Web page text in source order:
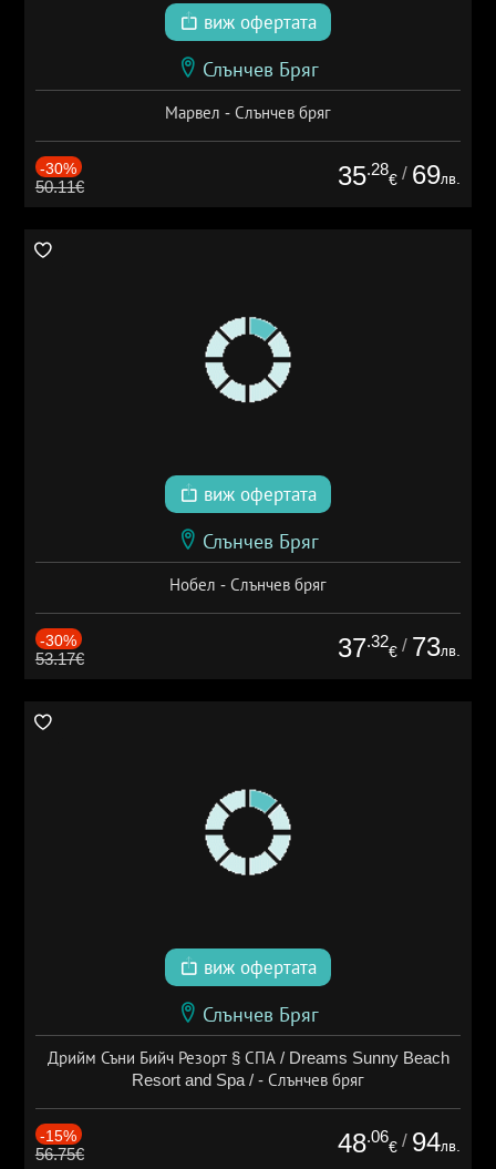
виж офертата
Слънчев Бряг
Марвел - Слънчев бряг
-30%
50.11€ 35.28
€ / 69лв.
виж офертата
Слънчев Бряг
Нобел - Слънчев бряг
-30%
53.17€ 37.32
€ / 73лв.
виж офертата
Слънчев Бряг
Дрийм Съни Бийч Резорт § СПА / Dreams Sunny Beach
Resort and Spa / - Слънчев бряг
-15%
56.75€ 48.06
€ / 94лв.